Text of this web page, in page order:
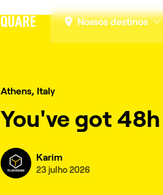
Nossos destinos
Athens, Italy
You've got
Karim
23 julho 2026